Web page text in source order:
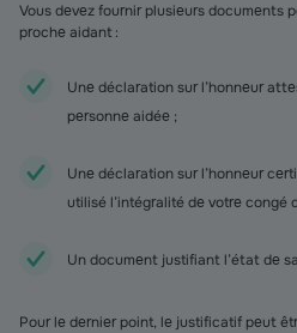
Vous devez fournir plusieurs documents
proche aidant :
Une déclaration sur l’honneur
personne aidée ;
Une déclaration sur l’honneur
utilisé l’intégralité de votre congé
Un document justifiant l’état de
Pour le dernier point, le justificatif peut